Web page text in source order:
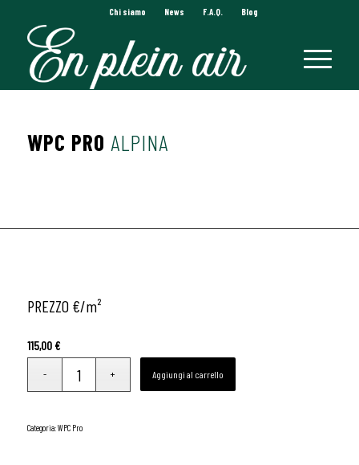
Chi siamo News F.A.Q. Blog
WPC PRO ALPINA
PREZZO €/m²
115,00 €
Aggiungi al carrello
Categoria:WPC Pro